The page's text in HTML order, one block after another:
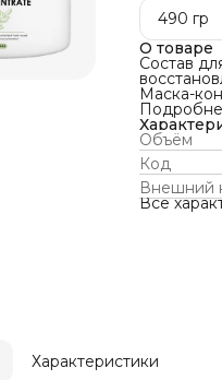
490 гр
О товаре
Состав
Маска-
одним из
очень
липидный
волосы от
Активные
А, Е, F),
Объём
Код
Внешний
Все
Характеристики